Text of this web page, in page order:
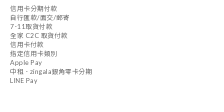
信用卡分期付款
自行匯款/面交/郵寄
7-11取貨付款
全家 C2C 取貨付款
信用卡付款
指定信用卡類別
Apple Pay
中租 - zingala銀角零卡分期
LINE Pay